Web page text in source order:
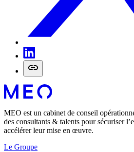
MEO est un cabinet de conseil
des consultants & talents pour sécuriser
accélérer leur mise en œuvre.
Le Groupe